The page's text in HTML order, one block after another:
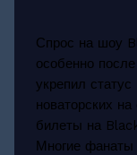
Спрос на шоу
особенно
укрепил
новаторских
билеты на
Многие